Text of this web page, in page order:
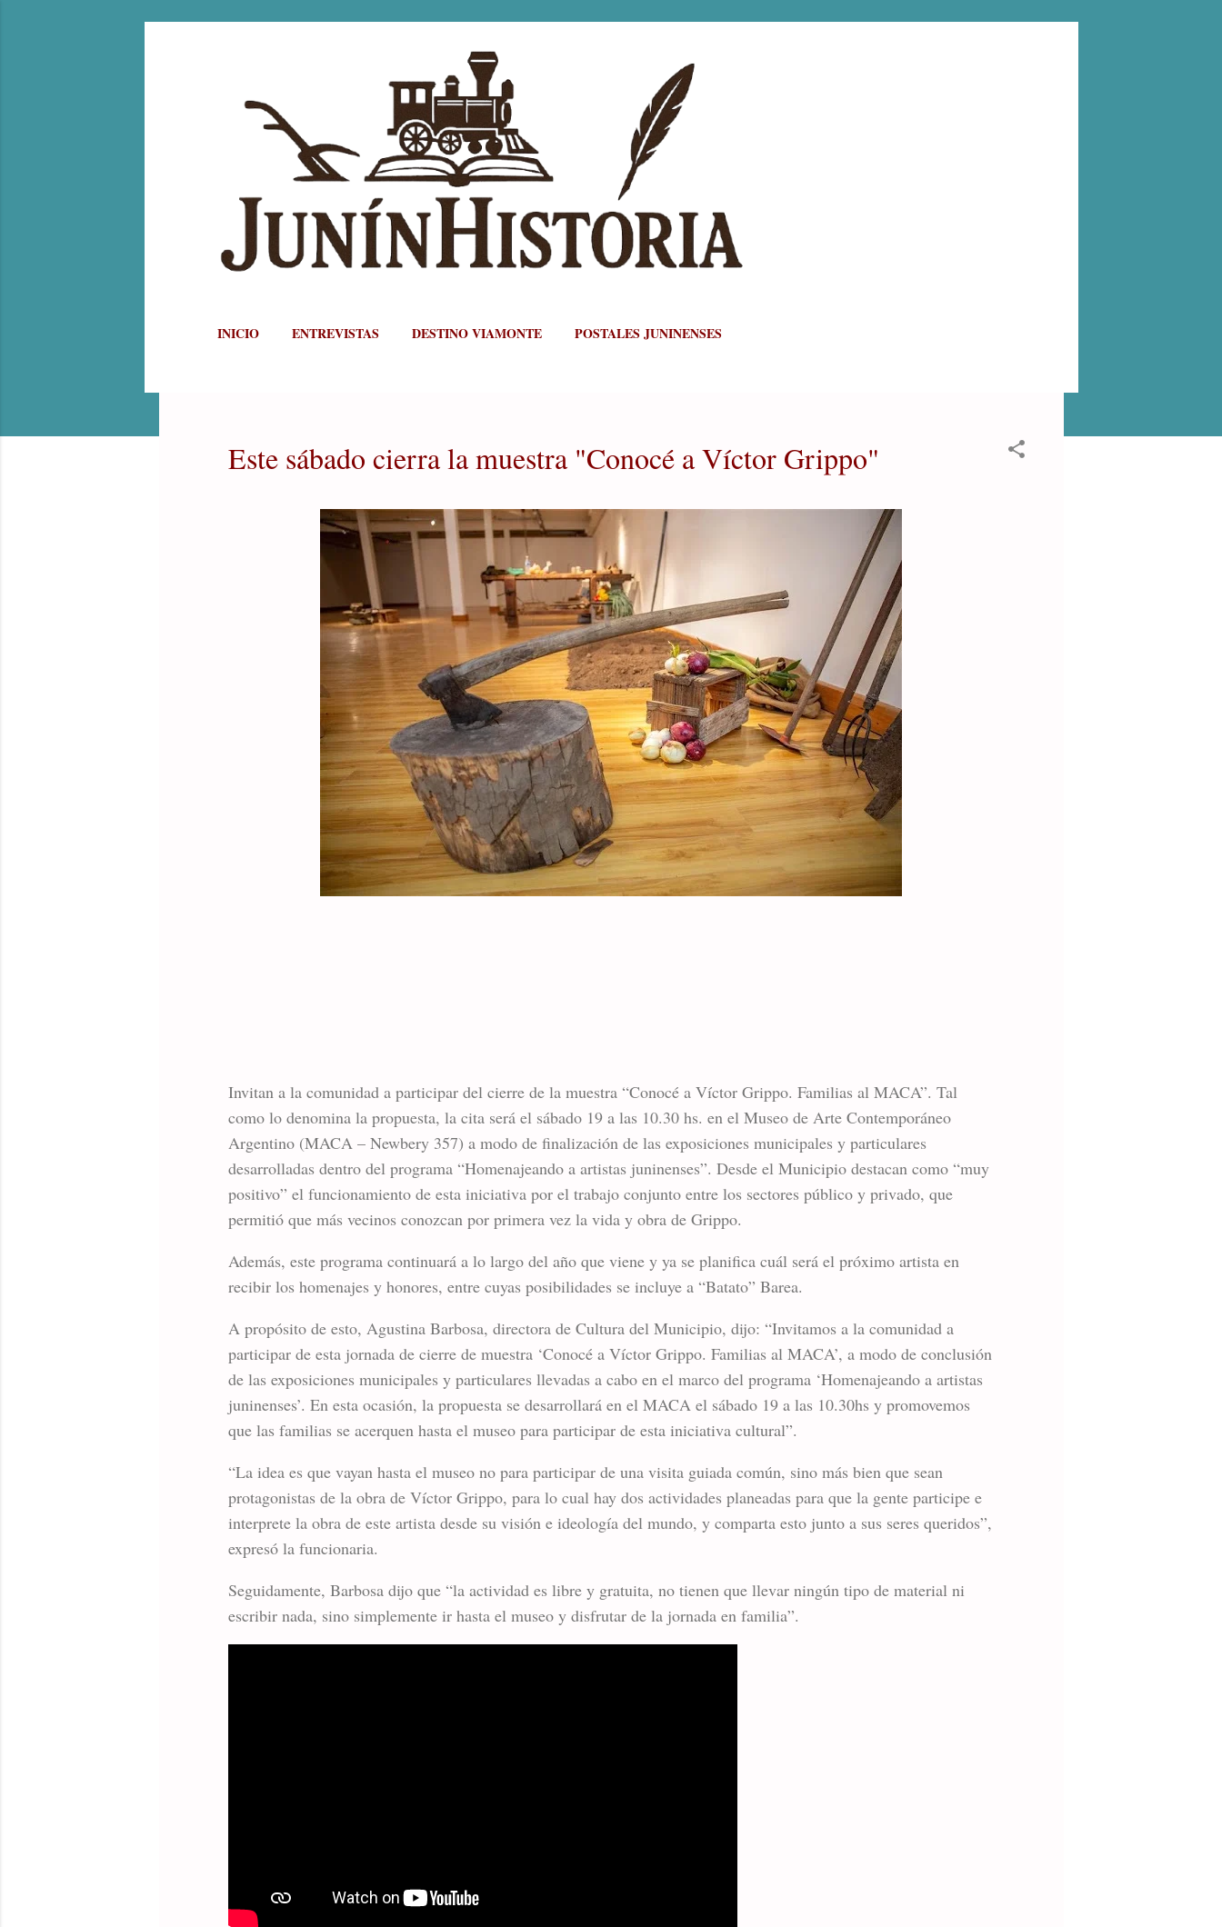
Ir al contenido principal
INICIO ENTREVISTAS DESTINO VIAMONTE POSTALES JUNINENSES
Este sábado cierra la muestra "Conocé a Víctor Grippo"
Invitan a la comunidad a participar del cierre de la muestra “Conocé a Víctor Grippo. Familias al MACA”. Tal
como lo denomina la propuesta, la cita será el sábado 19 a las 10.30 hs. en el Museo de Arte Contemporáneo
Argentino (MACA – Newbery 357) a modo de finalización de las exposiciones municipales y particulares
desarrolladas dentro del programa “Homenajeando a artistas juninenses”. Desde el Municipio destacan como “muy
positivo” el funcionamiento de esta iniciativa por el trabajo conjunto entre los sectores público y privado, que
permitió que más vecinos conozcan por primera vez la vida y obra de Grippo.
Además, este programa continuará a lo largo del año que viene y ya se planifica cuál será el próximo artista en
recibir los homenajes y honores, entre cuyas posibilidades se incluye a “Batato” Barea.
A propósito de esto, Agustina Barbosa, directora de Cultura del Municipio, dijo: “Invitamos a la comunidad a
participar de esta jornada de cierre de muestra ‘Conocé a Víctor Grippo. Familias al MACA’, a modo de conclusión
de las exposiciones municipales y particulares llevadas a cabo en el marco del programa ‘Homenajeando a artistas
juninenses’. En esta ocasión, la propuesta se desarrollará en el MACA el sábado 19 a las 10.30hs y promovemos
que las familias se acerquen hasta el museo para participar de esta iniciativa cultural”.
“La idea es que vayan hasta el museo no para participar de una visita guiada común, sino más bien que sean
protagonistas de la obra de Víctor Grippo, para lo cual hay dos actividades planeadas para que la gente participe e
interprete la obra de este artista desde su visión e ideología del mundo, y comparta esto junto a sus seres queridos”,
expresó la funcionaria.
Seguidamente, Barbosa dijo que “la actividad es libre y gratuita, no tienen que llevar ningún tipo de material ni
escribir nada, sino simplemente ir hasta el museo y disfrutar de la jornada en familia”.